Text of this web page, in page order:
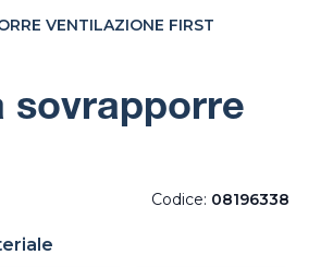
VENTILAZIONE FIRST
sovrapporre
Codice: 08196338